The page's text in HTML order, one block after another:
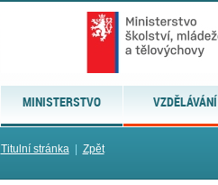
MINISTERSTVO VZDĚLÁVÁNÍ
Titulní stránka| Zpět